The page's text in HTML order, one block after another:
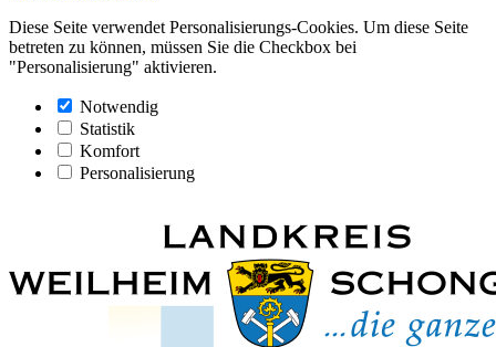
Diese Seite verwendet Personalisierungs-Cookies. Um diese Seite
betreten zu können, müssen Sie die Checkbox bei
"Personalisierung" aktivieren.
Notwendig
Statistik
Komfort
Personalisierung